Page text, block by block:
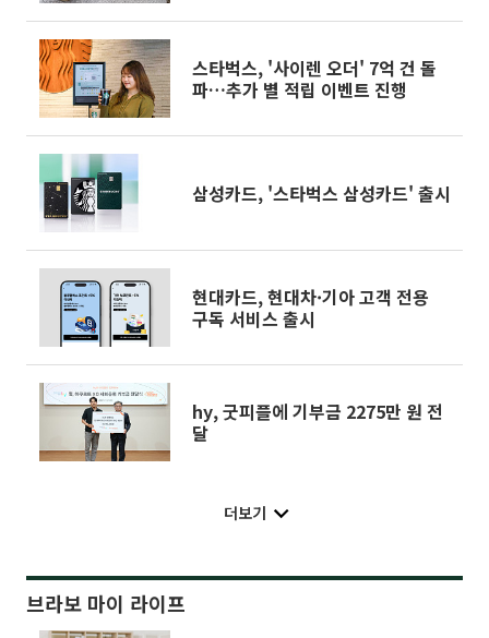
스타벅스, '사이렌 오더' 7억 건 돌
파…추가 별 적립 이벤트 진행
삼성카드, '스타벅스 삼성카드' 출시
현대카드, 현대차·기아 고객 전용
구독 서비스 출시
hy, 굿피플에 기부금 2275만 원 전
달
더보기
브라보 마이 라이프